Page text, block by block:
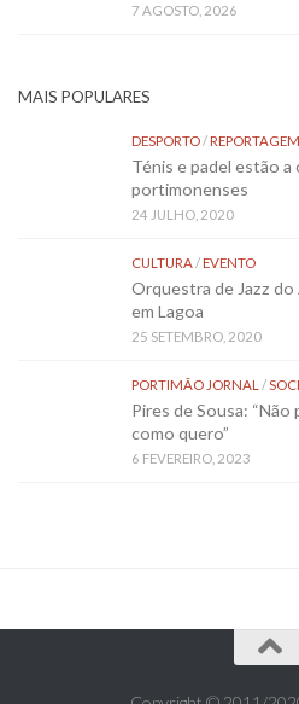
7 AGOSTO, 2026
MAIS POPULARES
DESPORTO/REPORTAGEM
Ténis e padel estão a
portimonenses
24 JULHO, 2020
CULTURA/EVENTO
Orquestra de Jazz
em Lagoa
25 SETEMBRO, 2020
PORTIMÃO JORNAL /
Pires de Sousa:
como quero”
6 FEVEREIRO, 2023